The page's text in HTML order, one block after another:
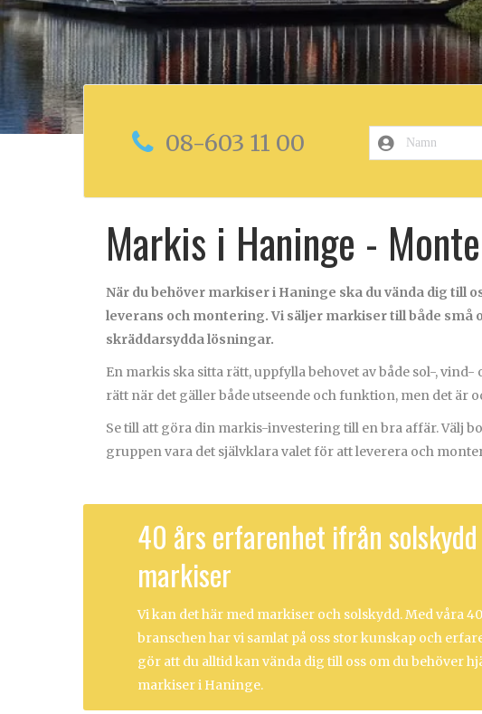
08-603 11 00
Markis i Haninge -
När du behöver markiser i Haninge ska du vända dig till
leverans och montering. Vi säljer markiser till både
skräddarsydda lösningar.
En markis ska sitta rätt, uppfylla behovet avbåde sol-, vind-
rätt när det gäller både utseende och funktion, men det är
Se till att göra din markis-investering till en bra affär. Välj
gruppen vara det självklara valet för att leverera och
40 års erfarenhet ifrån
markiser
Vi kan det här med markiser och solskydd. Med våra
branschen har vi samlat på oss stor kunskap och
gör att du alltid kan vända dig till oss om du behöver
markiser i Haninge.